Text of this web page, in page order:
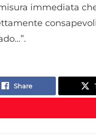
immediata
Share